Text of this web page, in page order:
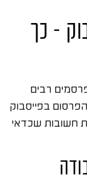
– כך
רבים
בפייסבוק
חשובות שכדאי